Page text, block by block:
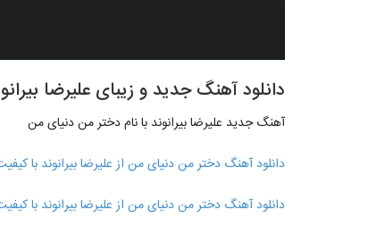
دانلود آهنگ جدید و زیبای علیرضا
آهنگ جدید علیرضا بیرانوند با نام دختر من دنیای من
دانلود آهنگ دختر من دنیای من از علیرضا بیرانوند با کیفیت
دانلود آهنگ دختر من دنیای من از علیرضا بیرانوند با کیفیت